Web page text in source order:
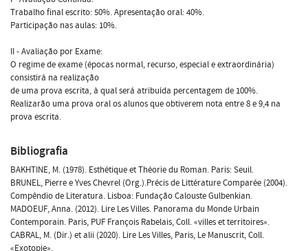
Trabalho final escrito: 50%. Apresentação oral: 40%.
Participação nas aulas: 10%.
II - Avaliação por Exame:
O regime de exame (épocas normal, recurso, especial e extraordinária)
consistirá na realização
de uma prova escrita, à qual será atribuída percentagem de 100%.
Realizarão uma prova oral os alunos que obtiverem nota entre 8 e 9,4 na
prova escrita.
Bibliografia
BAKHTINE, M. (1978). Esthétique et Théorie du Roman. Paris: Seuil.
BRUNEL, Pierre e Yves Chevrel (Org.).Précis de Littérature Comparée (2004).
Compêndio de Literatura. Lisboa: Fundação Calouste Gulbenkian.
MADOEUF, Anna. (2012). Lire Les Villes. Panorama du Monde Urbain
Contemporain. Paris, PUF François Rabelais, Coll. «villes et territoires».
CABRAL, M. (Dir.) et alii (2020). Lire Les Villes, Paris, Le Manuscrit, Coll.
«Exotopie».